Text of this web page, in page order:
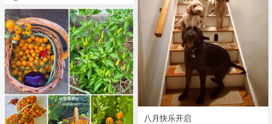
八月快乐开启